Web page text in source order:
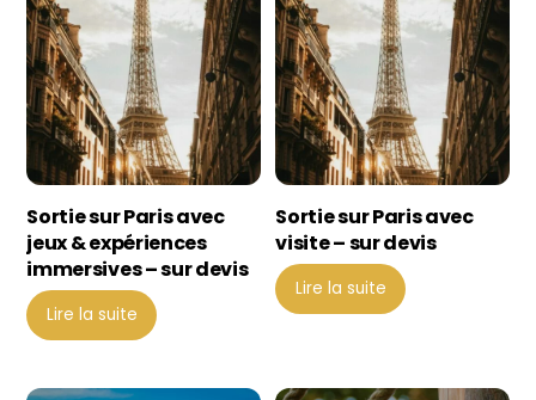
Sortie sur Paris avec
jeux & expériences
immersives – sur devis
Lire la suite
Sortie sur Paris avec
visite – sur devis
Lire la suite